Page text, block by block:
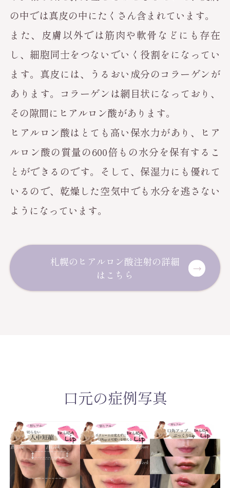
の中では真皮の中にたくさん含まれています。
また、皮膚以外では筋肉や軟骨などにも存在
し、細胞同士をつないでいく役割をになってい
ます。真皮には、うるおい成分のコラーゲンが
あります。コラーゲンは網目状になっており、
その隙間にヒアルロン酸があります。
ヒアルロン酸はとても高い保水力があり、ヒア
ルロン酸の質量の600倍もの水分を保有するこ
とができるのです。そして、保湿力にも優れて
いるので、乾燥した空気中でも水分を逃さない
ようになっています。
札幌のヒアルロン酸注射の詳細
はこちら
口元の症例写真